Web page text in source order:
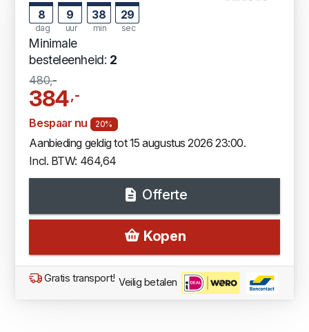
8
dag
9
uur
38
min
28
sec
Minimale
besteleenheid: 2
480,-
384,-
Bespaar nu 20%
Aanbieding geldig tot 15 augustus 2026 23:00.
Incl. BTW: 464,64
Offerte
Kopen
Gratis transport! Veilig betalen